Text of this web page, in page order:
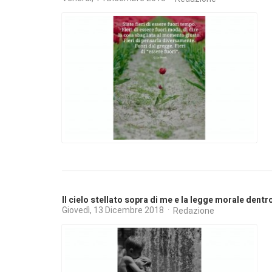
Il cielo stellato sopra di me e la legge morale
Giovedì, 13 Dicembre 2018 Redazione